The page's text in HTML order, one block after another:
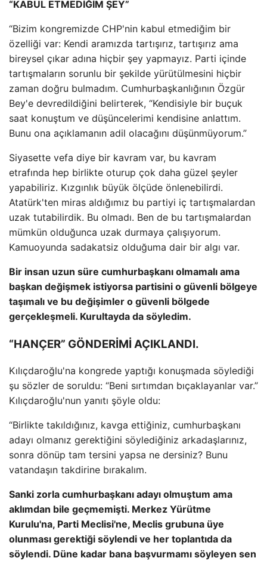
“KABUL ETMEDİĞİM ŞEY”
“Bizim kongremizde CHP'nin kabul etmediğim bir
özelliği var: Kendi aramızda tartışırız, tartışırız ama
bireysel çıkar adına hiçbir şey yapmayız. Parti içinde
tartışmaların sorunlu bir şekilde yürütülmesini hiçbir
zaman doğru bulmadım. Cumhurbaşkanlığının Özgür
Bey'e devredildiğini belirterek, “Kendisiyle bir buçuk
saat konuştum ve düşüncelerimi kendisine anlattım.
Bunu ona açıklamanın adil olacağını düşünmüyorum.”
Siyasette vefa diye bir kavram var, bu kavram
etrafında hep birlikte oturup çok daha güzel şeyler
yapabiliriz. Kızgınlık büyük ölçüde önlenebilirdi.
Atatürk'ten miras aldığımız bu partiyi iç tartışmalardan
uzak tutabilirdik. Bu olmadı. Ben de bu tartışmalardan
mümkün olduğunca uzak durmaya çalışıyorum.
Kamuoyunda sadakatsiz olduğuma dair bir algı var.
Bir insan uzun süre cumhurbaşkanı olmamalı ama
başkan değişmek istiyorsa partisini o güvenli bölgeye
taşımalı ve bu değişimler o güvenli bölgede
gerçekleşmeli. Kurultayda da söyledim.
“HANÇER” GÖNDERİMİ AÇIKLANDI.
Kılıçdaroğlu'na kongrede yaptığı konuşmada söylediği
şu sözler de soruldu: “Beni sırtımdan bıçaklayanlar var.”
Kılıçdaroğlu'nun yanıtı şöyle oldu:
“Birlikte takıldığınız, kavga ettiğiniz, cumhurbaşkanı
adayı olmanız gerektiğini söylediğiniz arkadaşlarınız,
sonra dönüp tam tersini yapsa ne dersiniz? Bunu
vatandaşın takdirine bırakalım.
Sanki zorla cumhurbaşkanı adayı olmuştum ama
aklımdan bile geçmemişti. Merkez Yürütme
Kurulu'na, Parti Meclisi'ne, Meclis grubuna üye
olunması gerektiği söylendi ve her toplantıda da
söylendi. Düne kadar bana başvurmamı söyleyen sen